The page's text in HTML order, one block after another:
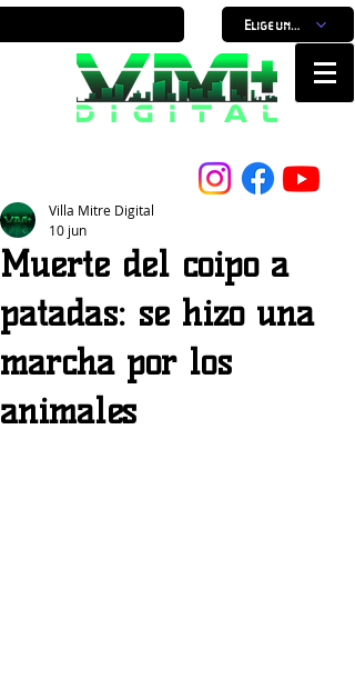
Elige un horario
Muerte del coipo a
patadas: se hizo una
marcha por los
animales
Villa Mitre Digital
10 jun